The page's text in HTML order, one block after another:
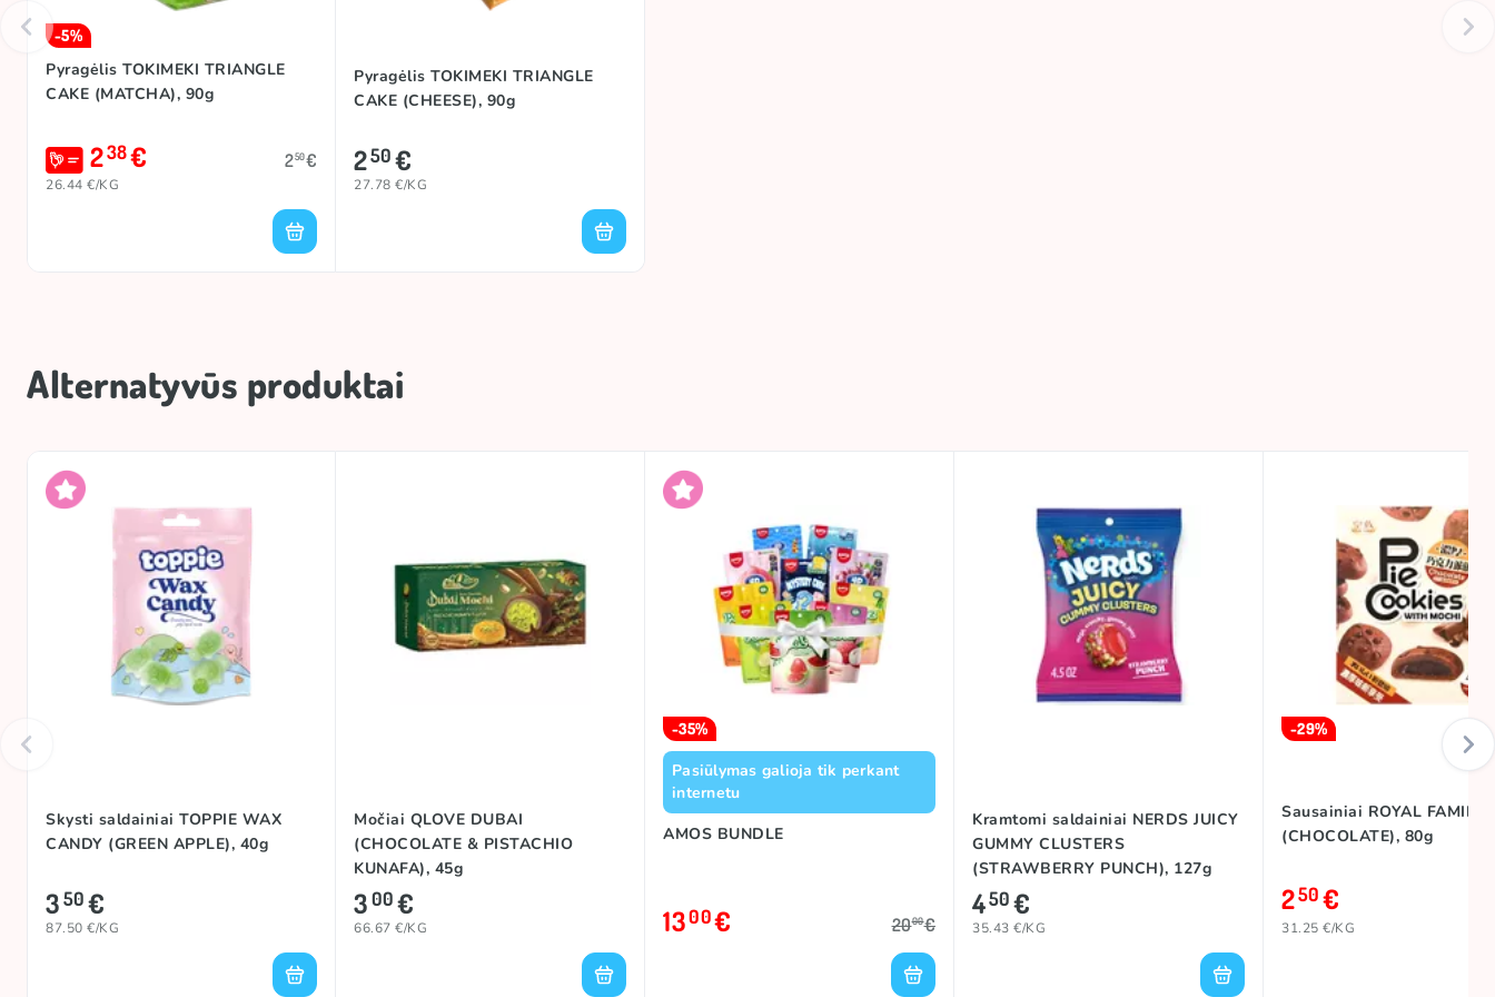
-5%
Pyragėlis TOKIMEKI TRIANGLE
CAKE (MATCHA), 90g
238€ 250€
26.44 €/KG
Pyragėlis TOKIMEKI TRIANGLE
CAKE (CHEESE), 90g
250€
27.78 €/KG
Alternatyvūs produktai
Skysti saldainiai TOPPIE WAX
CANDY (GREEN APPLE), 40g
350€
87.50 €/KG
Močiai QLOVE DUBAI
(CHOCOLATE & PISTACHIO
KUNAFA), 45g
300€
66.67 €/KG
-35%
Pasiūlymas galioja tik perkant
internetu
AMOS BUNDLE
1300€ 2000€
Kramtomi saldainiai NERDS JUICY
GUMMY CLUSTERS
(STRAWBERRY PUNCH), 127g
450€
35.43 €/KG
-29%
Sausainiai ROYAL FAMILY
(CHOCOLATE), 80g
250€
31.25 €/KG